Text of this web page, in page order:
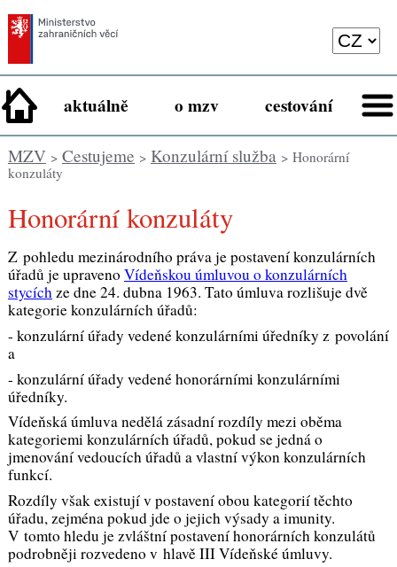
aktuálně o mzv cestování
MZV> Cestujeme > Konzulární služba> Honorární
konzuláty
Honorární konzuláty
Z pohledu mezinárodního práva je postavení konzulárních
úřadů je upraveno Vídeňskou úmluvou o konzulárních
stycíchze dne 24. dubna 1963. Tato úmluva rozlišuje dvě
kategorie konzulárních úřadů:
- konzulární úřady vedené konzulárními úředníky z povolání
a
- konzulární úřady vedené honorárními konzulárními
úředníky.
Vídeňská úmluva nedělá zásadní rozdíly mezi oběma
kategoriemi konzulárních úřadů, pokud se jedná o
jmenování vedoucích úřadů a vlastní výkon konzulárních
funkcí.
Rozdíly však existují v postavení obou kategorií těchto
úřadu, zejména pokud jde o jejich výsady a imunity.
V tomto hledu je zvláštní postavení honorárních konzulátů
podrobněji rozvedeno v hlavě III Vídeňské úmluvy.